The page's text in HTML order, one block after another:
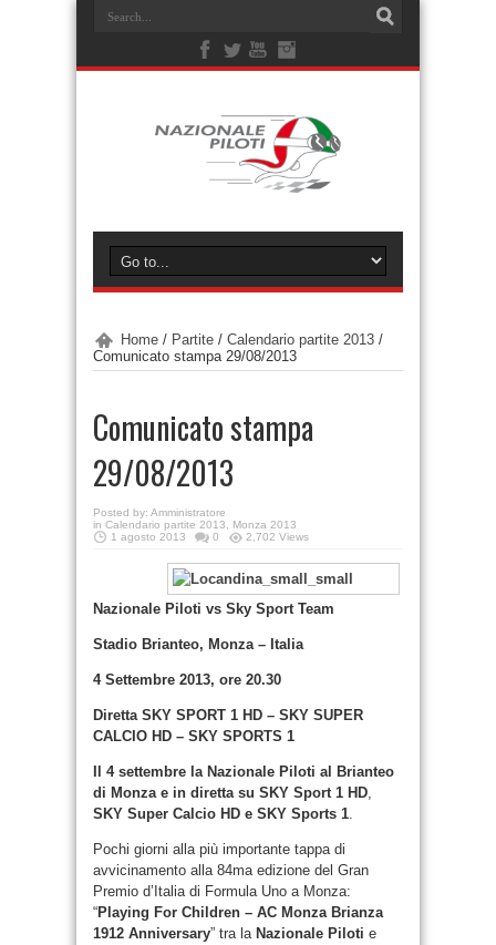
Home / Partite / Calendario partite 2013 /
Comunicato stampa 29/08/2013
Comunicato stampa
29/08/2013
Posted by: Amministratore
in Calendario partite 2013
Monza 2013
1 agosto 2013
0 2,702 Views
Nazionale Piloti vs Sky Sport Team
Stadio Brianteo, Monza – Italia
4 Settembre 2013, ore 20.30
Diretta SKY SPORT 1 HD – SKY SUPER
CALCIO HD – SKY SPORTS 1
Il 4 settembre la Nazionale Piloti al Brianteo
di Monza e in diretta su SKY Sport 1 HD,
SKY Super Calcio HD e SKY Sports 1.
Pochi giorni alla più importante tappa di
avvicinamento alla 84ma edizione del Gran
Premio d’Italia di Formula Uno a Monza:
“Playing For Children – AC Monza Brianza
1912 Anniversary” tra la Nazionale Piloti e